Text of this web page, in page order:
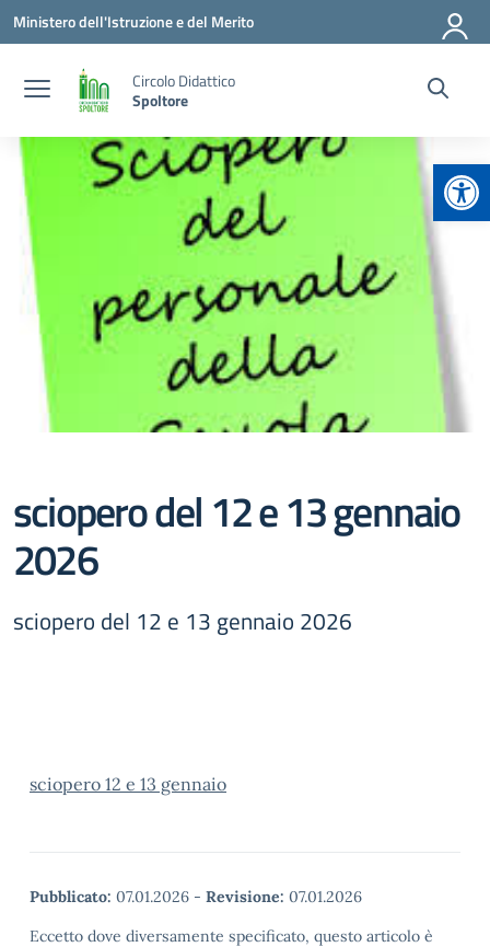
Vai ai contenuti
Vai al menu di navigazione
Vai al footer
Ministero dell'Istruzione e del Merito
Circolo Didattico
Spoltore
sciopero del 12 e 13 gennaio
2026
sciopero del 12 e 13 gennaio 2026
sciopero 12 e 13 gennaio
Pubblicato: 07.01.2026 - Revisione: 07.01.2026
Eccetto dove diversamente specificato, questo articolo è